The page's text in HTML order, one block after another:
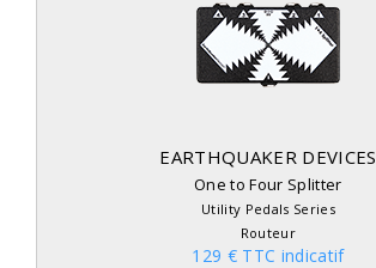
EARTHQUAKER DEVICES
One to Four Splitter
Utility Pedals Series
Routeur
129 € TTC indicatif